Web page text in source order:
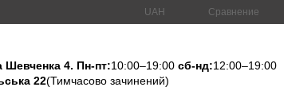
UAH Сравнение
4. Пн-пт:10:00–19:00сб-нд:12:00–19:00
22(Тимчасово зачинений)